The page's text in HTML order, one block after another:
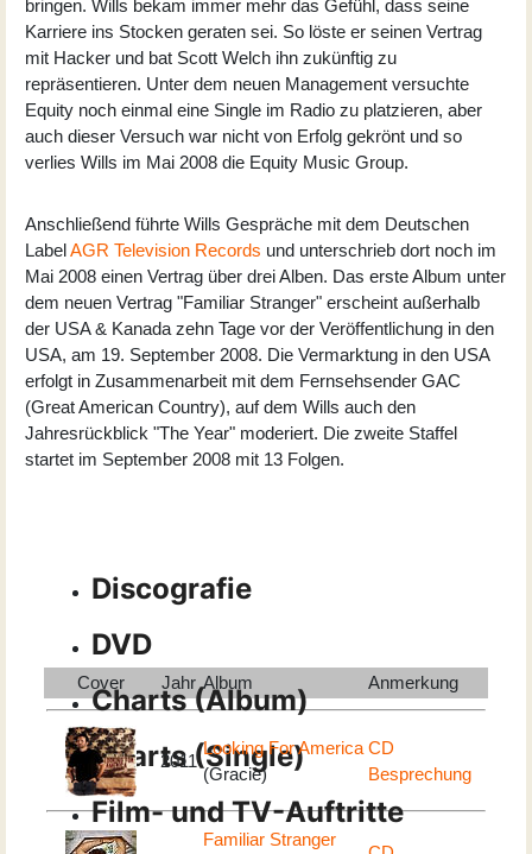
bringen. Wills bekam immer mehr das Gefühl, dass seine
Karriere ins Stocken geraten sei. So löste er seinen Vertrag
mit Hacker und bat Scott Welch ihn zukünftig zu
repräsentieren. Unter dem neuen Management versuchte
Equity noch einmal eine Single im Radio zu platzieren, aber
auch dieser Versuch war nicht von Erfolg gekrönt und so
verlies Wills im Mai 2008 die Equity Music Group.
Anschließend führte Wills Gespräche mit dem Deutschen
LabelAGR Television Records und unterschrieb dort noch im
Mai 2008 einen Vertrag über drei Alben. Das erste Album unter
dem neuen Vertrag "Familiar Stranger" erscheint außerhalb
der USA & Kanada zehn Tage vor der Veröffentlichung in den
USA, am 19. September 2008. Die Vermarktung in den USA
erfolgt in Zusammenarbeit mit dem Fernsehsender GAC
(Great American Country), auf dem Wills auch den
Jahresrückblick "The Year" moderiert. Die zweite Staffel
startet im September 2008 mit 13 Folgen.
Discografie
DVD
Charts (Album)
Charts (Single)
Film- und TV-Auftritte
Cover Jahr Album Anmerkung
2011
Looking For America
(Gracie)
CD
Besprechung
Familiar Stranger